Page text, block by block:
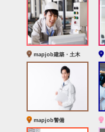
mapjob建築・土木
mapjob警備